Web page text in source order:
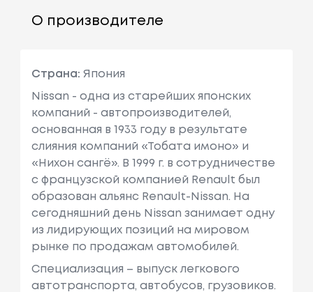
О производителе
Страна: Япония
Nissan - одна из старейших японских
компаний - автопроизводителей,
основанная в 1933 году в результате
слияния компаний «Тобата имоно» и
«Нихон сангё». В 1999 г. в сотрудничестве
с французcкой компанией Renault был
образован альянс Renault-Nissan. На
сегодняшний день Nissan занимает одну
из лидирующих позиций на мировом
рынке по продажам автомобилей.
Специализация – выпуск легкового
автотранспорта, автобусов, грузовиков.